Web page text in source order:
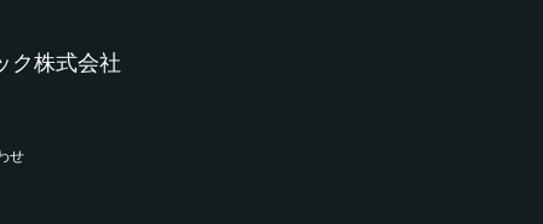
ク株式会社
せ